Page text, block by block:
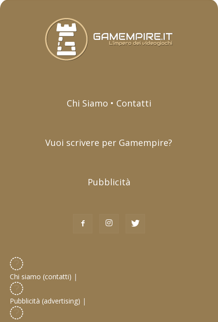
Chi Siamo • Contatti
Vuoi scrivere per Gamempire?
Pubblicità
Chi siamo (contatti) |
Pubblicità (advertising) |